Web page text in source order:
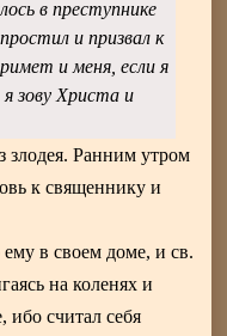
в преступнике
и призвал к
и меня, если я
зову Христа и
злодея. Ранним утром
к священнику и
в своем доме, и св.
на коленях и
ибо считал себя